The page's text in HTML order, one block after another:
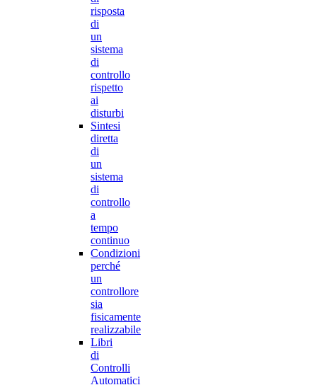
risposta
di
un
sistema
di
controllo
rispetto
ai
disturbi
Sintesi
diretta
di
un
sistema
di
controllo
a
tempo
continuo
Condizioni
perché
un
controllore
sia
fisicamente
realizzabile
Libri
di
Controlli
Automatici